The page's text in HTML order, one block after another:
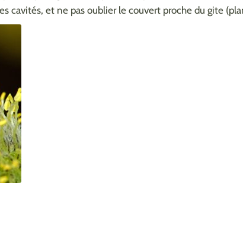
cavités, et ne pas oublier le couvert proche du gite